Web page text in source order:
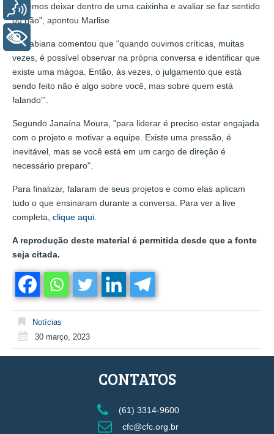
podemos deixar dentro de uma caixinha e avaliar se faz sentido
ou não", apontou Marlise.
Já Fabiana comentou que “quando ouvimos críticas, muitas
vezes, é possível observar na própria conversa e identificar que
existe uma mágoa. Então, às vezes, o julgamento que está
sendo feito não é algo sobre você, mas sobre quem está
falando”'.
Segundo Janaína Moura, "para liderar é preciso estar engajada
com o projeto e motivar a equipe. Existe uma pressão, é
inevitável, mas se você está em um cargo de direção é
necessário preparo".
Para finalizar, falaram de seus projetos e como elas aplicam
tudo o que ensinaram durante a conversa. Para ver a live
completa, clique aqui
A reprodução deste material é permitida desde que a fonte
seja citada.
Notícias
30 março, 2023
CONTATOS
(61) 3314-9600
cfc@cfc.org.br
Voz